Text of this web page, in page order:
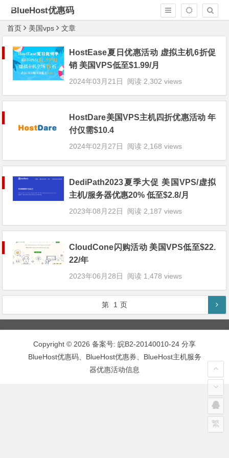
BlueHost优惠码
首页 美国vps 文章
HostEase夏日优惠活动 虚拟主机6折促
销 美国VPS低至$1.99/月
2024年03月21日 阅读 2,302 views
HostDare美国VPS主机四折优惠活动 年
付仅需$10.4
2024年02月27日 阅读 2,168 views
DediPath2023夏季大促 美国VPS/虚拟
主机/服务器优惠20% 低至$2.8/月
2023年08月22日 阅读 2,187 views
CloudCone闪购活动 美国VPS低至$22.
22/年
2023年06月28日 阅读 1,478 views
第 1 页
Copyright © 2026 备案号: 皖B2-20140010-24 分享
BlueHost优惠码、BlueHost优惠券、BlueHost主机服务
器优惠活动信息
繁